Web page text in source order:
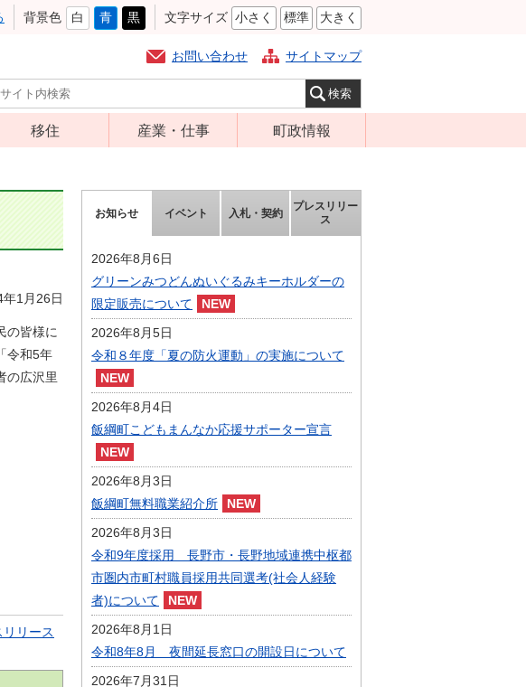
背景色 白 青 黒 文字サイズ 小さく 標準 大きく
お問い合わせ サイトマップ
移住 産業・仕事
就労支援
農林業振興
届出・証明・法
令・規制
企業の税金
入札・契約
指定管理者制度
人材募集
町政情報
組織案内
庁舎案内
ふるさと納税
人事・職員募集
まちづくり
庁舎建設
年1月26日
の皆様に
令和5年
の広沢里
リリース
お知らせ イベント 入札・契約
プレスリリー
ス
2026年8月6日
グリーンみつどんぬいぐるみキーホルダーの
限定販売について
2026年8月5日
令和８年度「夏の防火運動」の実施について
2026年8月4日
飯綱町こどもまんなか応援サポーター宣言
2026年8月3日
飯綱町無料職業紹介所
2026年8月3日
令和9年度採用 長野市・長野地域連携中枢都
市圏内市町村職員採用共同選考(社会人経験
者)について
2026年8月1日
令和8年8月 夜間延長窓口の開設日について
2026年7月31日